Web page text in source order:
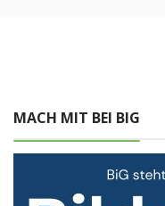
MACH MIT BEI BIG